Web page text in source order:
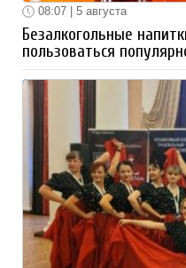
08:07 | 5 августа
Безалкогольные
пользоваться